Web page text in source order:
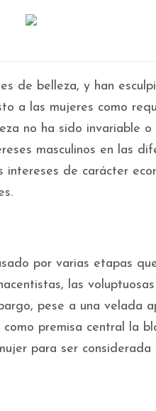
de belleza, y han
a las mujeres como
no ha sido invariable
masculinos en las
de carácter
por varias etapas
las
pese a una velada
premisa central la
para ser